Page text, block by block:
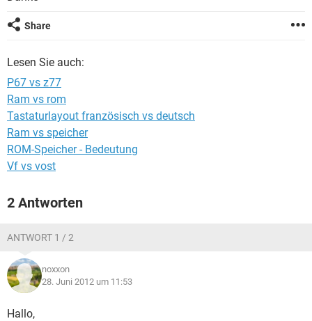
Share
Lesen Sie auch:
P67 vs z77
Ram vs rom
Tastaturlayout französisch vs deutsch
Ram vs speicher
ROM-Speicher - Bedeutung
Vf vs vost
2 Antworten
ANTWORT 1 / 2
noxxon
28. Juni 2012 um 11:53
Hallo,